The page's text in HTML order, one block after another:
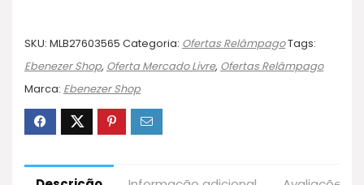
SKU: MLB27603565 Categoria: Ofertas RelâmpagoTags:
Ebenezer Shop, Oferta Mercado Livre, Ofertas Relâmpago
Marca: Ebenezer Shop